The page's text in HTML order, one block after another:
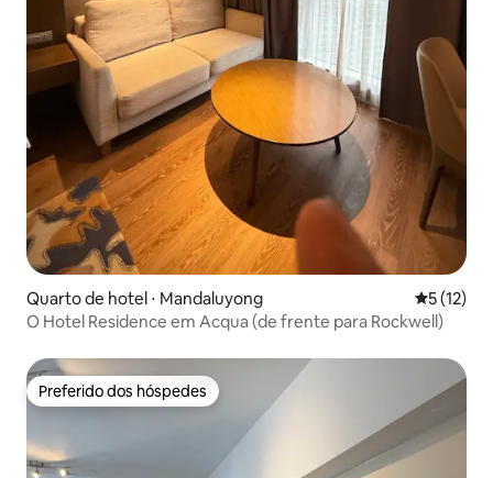
Quarto de hotel ⋅ Mandaluyong 5 de uma
5 (12)
O Hotel Residence em Acqua (de frente para Rockwell)
Preferido dos hóspedes
Preferido dos hóspedes